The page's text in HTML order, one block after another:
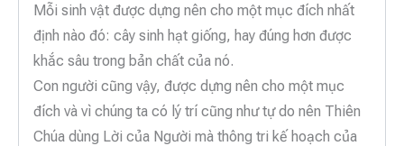
Mỗi sinh vật được dựng nên cho một mục đích nhất
định nào đó: cây sinh hạt giống, hay đúng hơn được
khắc sâu trong bản chất của nó.
Con người cũng vậy, được dựng nên cho một mục
đích và vì chúng ta có lý trí cũng như tự do nên Thiên
Chúa dùng Lời của Người mà thông tri kế hoạch của